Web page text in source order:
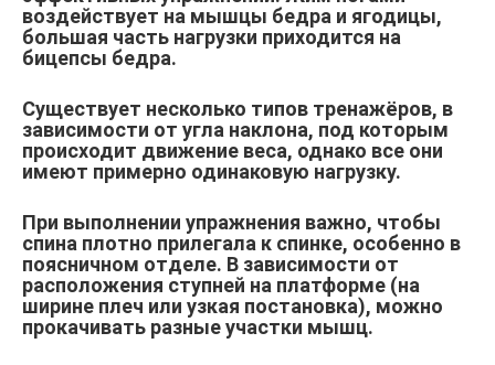
воздействует на мышцы бедра и ягодицы,
большая часть нагрузки приходится на
бицепсы бедра.
Существует несколько типов тренажёров, в
зависимости от угла наклона, под которым
происходит движение веса, однако все они
имеют примерно одинаковую нагрузку.
При выполнении упражнения важно, чтобы
спина плотно прилегала к спинке, особенно в
поясничном отделе. В зависимости от
расположения ступней на платформе (на
ширине плеч или узкая постановка), можно
прокачивать разные участки мышц.